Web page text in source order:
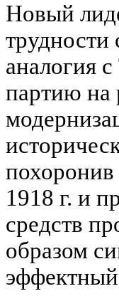
Новый
аналогия
партию на
похоронив
1918 г. и
средств
образом